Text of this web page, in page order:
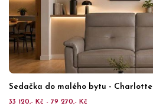
Sedačka do malého bytu - Charlotte
33 120,- Kč - 79 270,- Kč